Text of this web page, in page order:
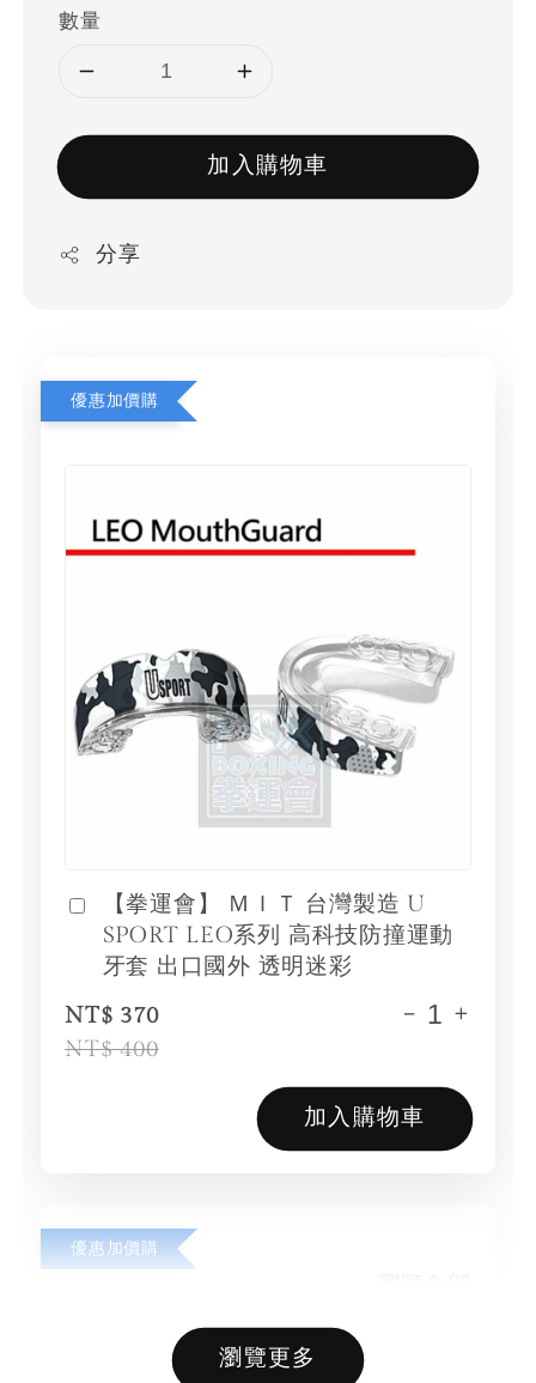
數量
加入購物車
分享
優惠加價購
【拳運會】 ＭＩＴ 台灣製造 U
SPORT LEO系列 高科技防撞運動
牙套 出口國外 透明迷彩
NT$ 370
NT$ 400
- +
加入購物車
優惠加價購
瀏覽更多